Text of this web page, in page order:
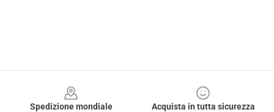
Spedizione mondiale
Acquista in tutta sicurezza